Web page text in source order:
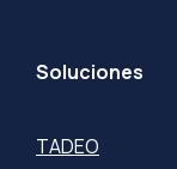
Soluciones
TADEO